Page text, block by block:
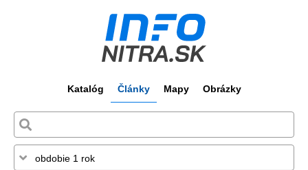
Katalóg Články Mapy Obrázky